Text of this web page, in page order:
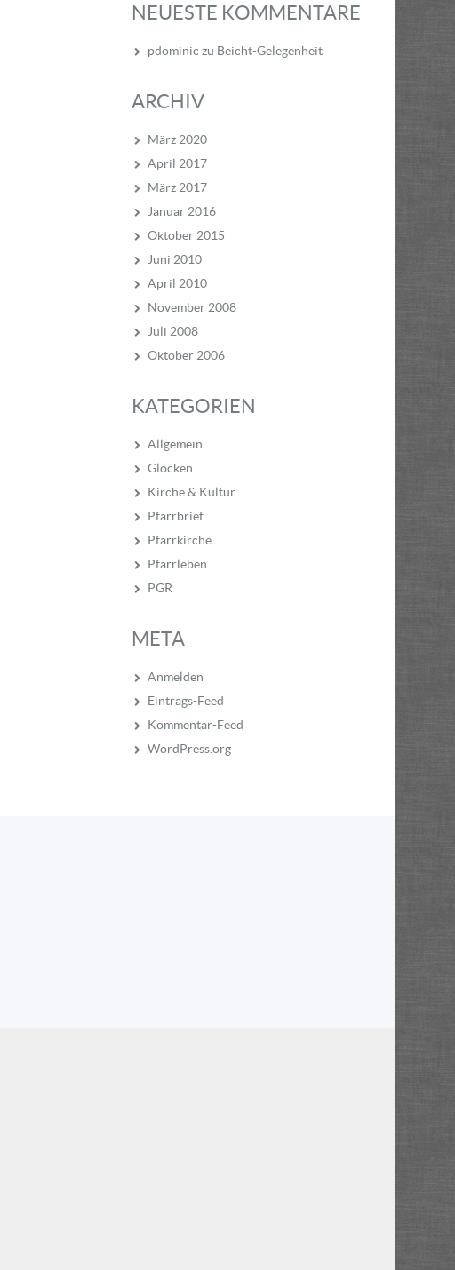
NEUESTE KOMMENTARE
pdominic zu Beicht-Gelegenheit
ARCHIV
März 2020
April 2017
März 2017
Januar 2016
Oktober 2015
Juni 2010
April 2010
November 2008
Juli 2008
Oktober 2006
KATEGORIEN
Allgemein
Glocken
Kirche & Kultur
Pfarrbrief
Pfarrkirche
Pfarrleben
PGR
META
Anmelden
Eintrags-Feed
Kommentar-Feed
WordPress.org